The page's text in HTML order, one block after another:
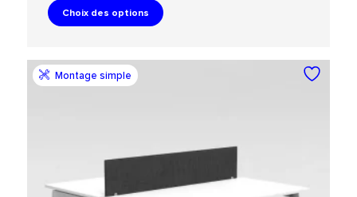
Choix des options
Montage simple